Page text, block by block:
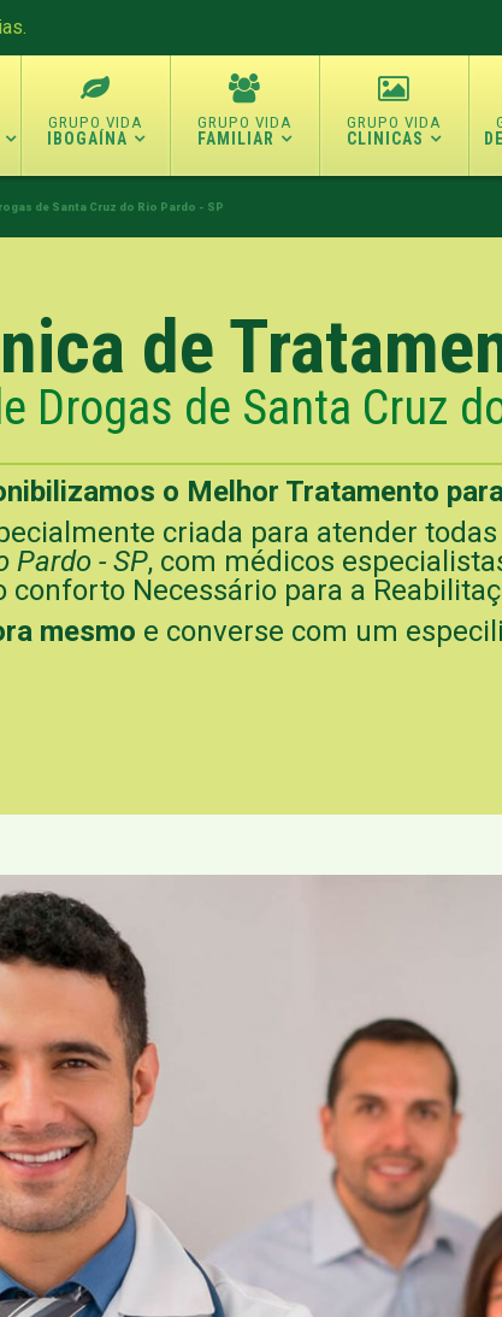
IBOGAÍNA FAMILIAR CLINICAS
de Santa Cruz do Rio Pardo - SP
de
Drogas de Santa Cruz
o Melhor Tratamento
criada para atender
Pardo - SP, com médicos
Necessário para a
mesmo e converse com um